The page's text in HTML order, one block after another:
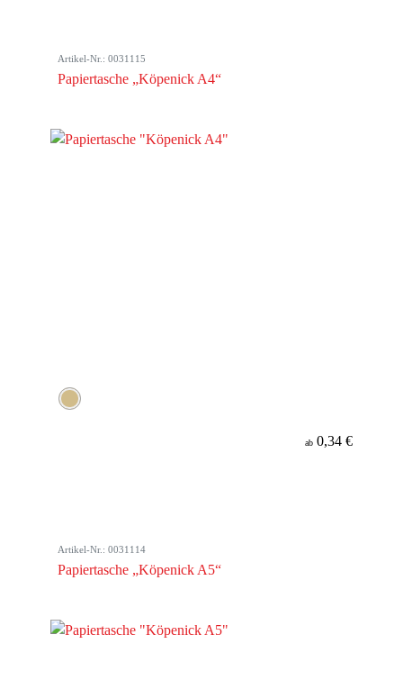
Artikel-Nr.: 0031115
Papiertasche „Köpenick A4“
ab 0,34 €
Artikel-Nr.: 0031114
Papiertasche „Köpenick A5“